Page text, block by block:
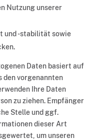
Nutzung unserer
und -stabilität sowie
Daten basiert auf
den vorgenannten
Ihre Daten
zu ziehen. Empfänger
Stelle und ggf.
dieser Art
um unseren